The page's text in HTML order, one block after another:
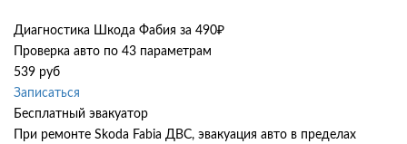
Диагностика Шкода Фабия за 490₽
Проверка авто по 43 параметрам
539 руб
Записаться
Бесплатный эвакуатор
При ремонте Skoda Fabia ДВС, эвакуация авто в пределах